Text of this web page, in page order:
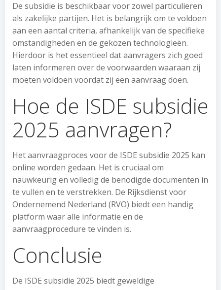
De subsidie is beschikbaar voor zowel particulieren
als zakelijke partijen. Het is belangrijk om te voldoen
aan een aantal criteria, afhankelijk van de specifieke
omstandigheden en de gekozen technologieën.
Hierdoor is het essentieel dat aanvragers zich goed
laten informeren over de voorwaarden waaraan zij
moeten voldoen voordat zij een aanvraag doen.
Hoe de ISDE subsidie
2025 aanvragen?
Het aanvraagproces voor de ISDE subsidie 2025 kan
online worden gedaan. Het is cruciaal om
nauwkeurig en volledig de benodigde documenten in
te vullen en te verstrekken. De Rijksdienst voor
Ondernemend Nederland (RVO) biedt een handig
platform waar alle informatie en de
aanvraagprocedure te vinden is.
Conclusie
De ISDE subsidie 2025 biedt geweldige